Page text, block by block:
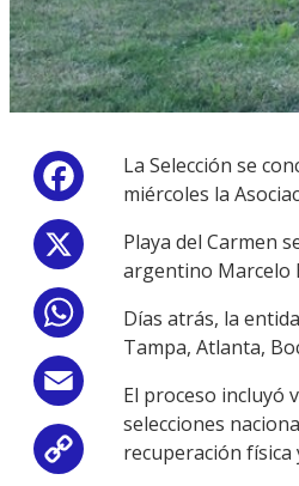
Facebook
WhatsApp
Email
Copy
La Selección se
miércoles la
Playa del Carmen
argentino Marcelo
Días atrás, la
Tampa, Atlanta,
El proceso incluyó
selecciones
recuperación física